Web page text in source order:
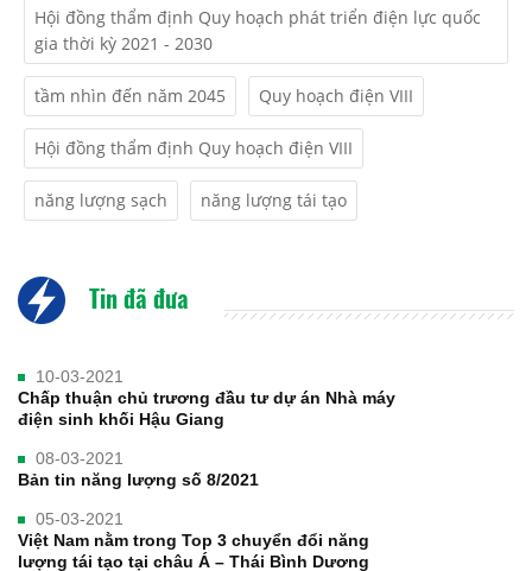
Hội đồng thẩm định Quy hoạch phát triển điện lực quốc
gia thời kỳ 2021 - 2030
tầm nhìn đến năm 2045 Quy hoạch điện VIII
Hội đồng thẩm định Quy hoạch điện VIII
năng lượng sạch năng lượng tái tạo
Tin đã đưa
10-03-2021
Chấp thuận chủ trương đầu tư dự án Nhà máy
điện sinh khối Hậu Giang
08-03-2021
Bản tin năng lượng số 8/2021
05-03-2021
Việt Nam nằm trong Top 3 chuyển đổi năng
lượng tái tạo tại châu Á – Thái Bình Dương